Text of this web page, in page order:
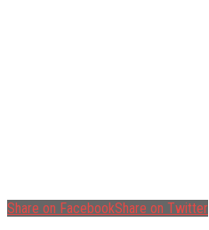
Share on FacebookShare on Twitter